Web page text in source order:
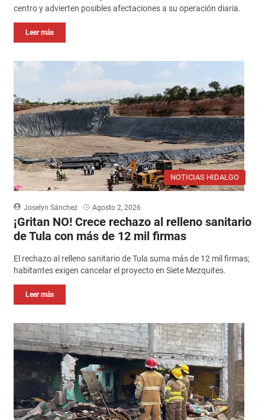
centro y advierten posibles afectaciones a su operación diaria.
Leer más
NOTICIAS HIDALGO
Joselyn Sánchez Agosto 2, 2026
¡Gritan NO! Crece rechazo al relleno sanitario
de Tula con más de 12 mil firmas
El rechazo al relleno sanitario de Tula suma más de 12 mil firmas;
habitantes exigen cancelar el proyecto en Siete Mezquites.
Leer más